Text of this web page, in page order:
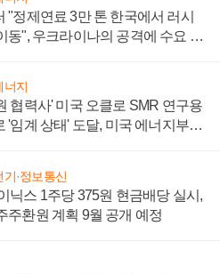
"정제연료 3만 톤 한국에서 러시
동", 우크라이나의 공격에 수요 늘
너지
협력사' 미국 오클로 SMR 연구용
'임계 상태' 도달, 미국 에너지부
기·정보통신
닉스 1주당 375원 현금배당 실시,
주환원 계획 9월 공개 예정